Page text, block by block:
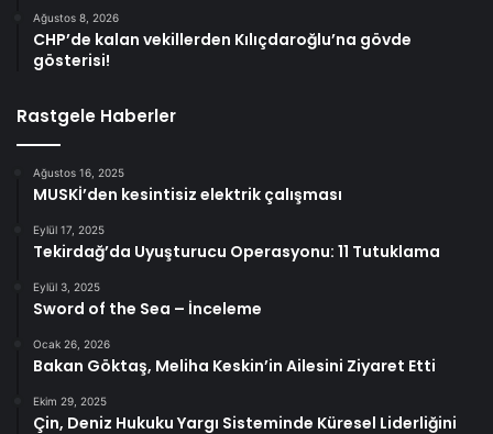
Ağustos 8, 2026
CHP’de kalan vekillerden Kılıçdaroğlu’na gövde
gösterisi!
Rastgele Haberler
Ağustos 16, 2025
MUSKİ’den kesintisiz elektrik çalışması
Eylül 17, 2025
Tekirdağ’da Uyuşturucu Operasyonu: 11 Tutuklama
Eylül 3, 2025
Sword of the Sea – İnceleme
Ocak 26, 2026
Bakan Göktaş, Meliha Keskin’in Ailesini Ziyaret Etti
Ekim 29, 2025
Çin, Deniz Hukuku Yargı Sisteminde Küresel Liderliğini